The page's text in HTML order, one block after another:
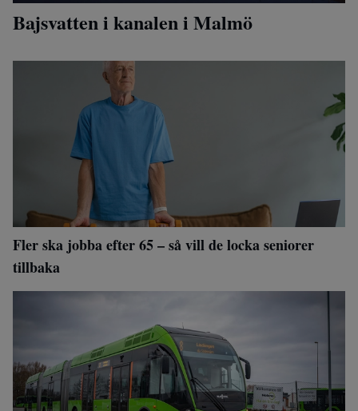
Bajsvatten i kanalen i Malmö
Fler ska jobba efter 65 – så vill de locka seniorer
tillbaka